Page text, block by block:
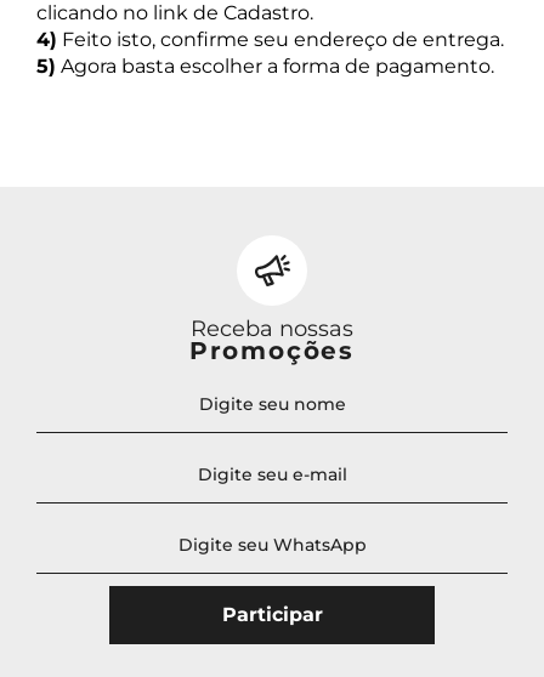
clicando no link de Cadastro.
4) Feito isto, confirme seu endereço de entrega.
5) Agora basta escolher a forma de pagamento.
Receba nossas
Promoções